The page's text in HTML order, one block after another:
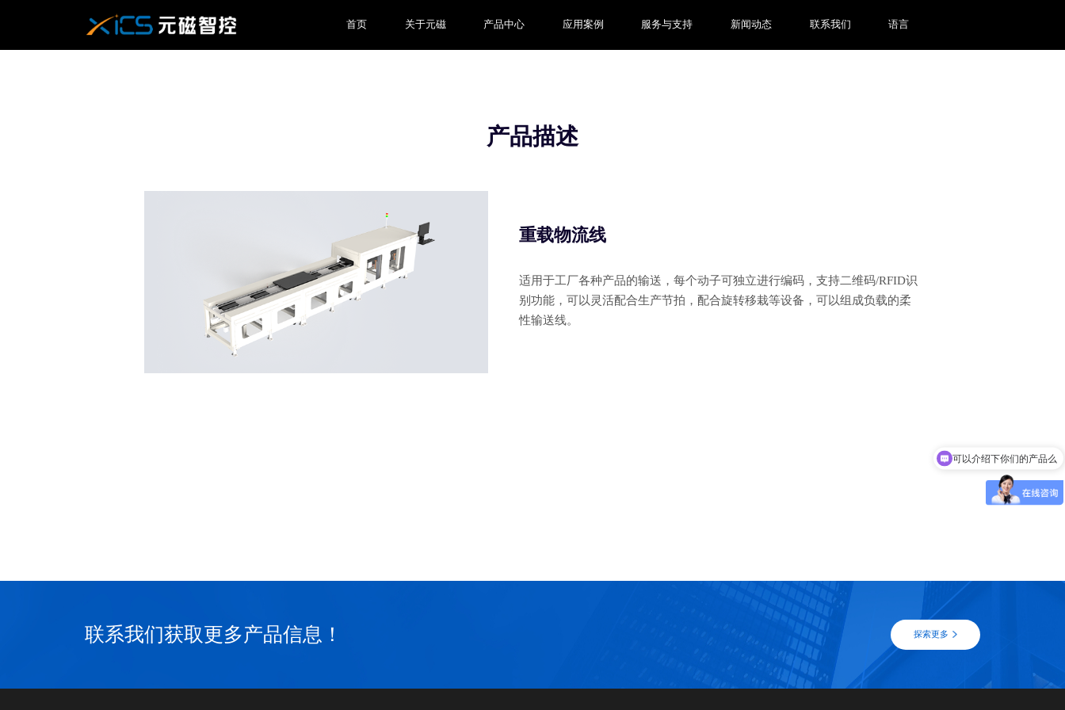
首页 关于元磁 产品中心 应用案例 服务与支持 新闻动态 联系我们 语言
产品描述
重载物流线
适用于工厂各种产品的输送，每个动子可独立进行编码，支持二维码/RFID识
别功能，可以灵活配合生产节拍，配合旋转移栽等设备，可以组成负载的柔
性输送线。
联系我们获取更多产品信息！ 探索更多
可以介绍下你们的产品么